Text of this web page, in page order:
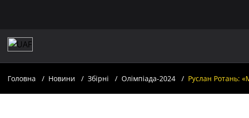
Головна Новини Збірні Олімпіада-2024 Руслан Ротань: